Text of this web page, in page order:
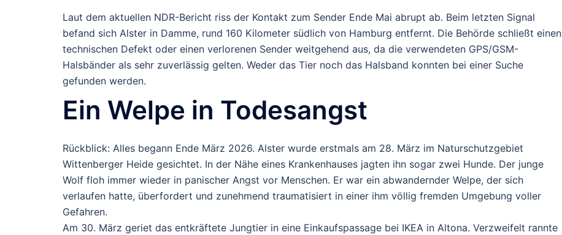
Laut dem aktuellen NDR-Bericht riss der Kontakt zum Sender Ende Mai abrupt ab. Beim letzten Signal
befand sich Alster in Damme, rund 160 Kilometer südlich von Hamburg entfernt. Die Behörde schließt einen
technischen Defekt oder einen verlorenen Sender weitgehend aus, da die verwendeten GPS/GSM-
Halsbänder als sehr zuverlässig gelten. Weder das Tier noch das Halsband konnten bei einer Suche
gefunden werden.
Ein Welpe in Todesangst
Rückblick: Alles begann Ende März 2026. Alster wurde erstmals am 28. März im Naturschutzgebiet
Wittenberger Heide gesichtet. In der Nähe eines Krankenhauses jagten ihn sogar zwei Hunde. Der junge
Wolf floh immer wieder in panischer Angst vor Menschen. Er war ein abwandernder Welpe, der sich
verlaufen hatte, überfordert und zunehmend traumatisiert in einer ihm völlig fremden Umgebung voller
Gefahren.
Am 30. März geriet das entkräftete Jungtier in eine Einkaufspassage bei IKEA in Altona. Verzweifelt rannte